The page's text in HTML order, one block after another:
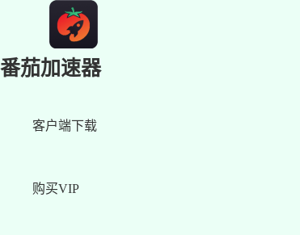
番茄加速器
客户端下载
购买VIP